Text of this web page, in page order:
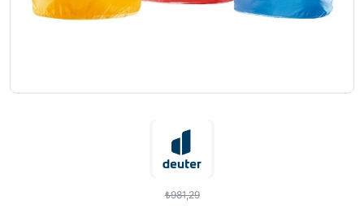
₺981,29